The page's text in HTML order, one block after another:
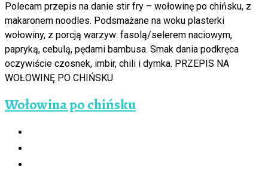
Polecam przepis na danie stir fry – wołowinę po chińsku, z
makaronem noodles. Podsmażane na woku plasterki
wołowiny, z porcją warzyw: fasolą/selerem naciowym,
papryką, cebulą, pędami bambusa. Smak dania podkręca
oczywiście czosnek, imbir, chili i dymka. PRZEPIS NA
WOŁOWINĘ PO CHIŃSKU
Wołowina po chińsku